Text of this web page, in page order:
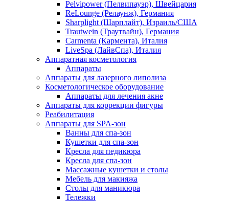
Pelvipower (Пелвипауэр), Швейцария
ReLounge (Релаунж), Германия
Sharplight (Шарплайт), Израиль/США
Trautwein (Траутвайн), Германия
Carmenta (Кармента), Италия
LiveSpa (ЛайвСпа), Италия
Аппаратная косметология
Аппараты
Аппараты для лазерного липолиза
Косметологическое оборудование
Аппараты для лечения акне
Аппараты для коррекции фигуры
Реабилитация
Аппараты для SPA-зон
Ванны для спа-зон
Кушетки для спа-зон
Кресла для педикюра
Кресла для спа-зон
Массажные кушетки и столы
Мебель для макияжа
Столы для маникюра
Тележки